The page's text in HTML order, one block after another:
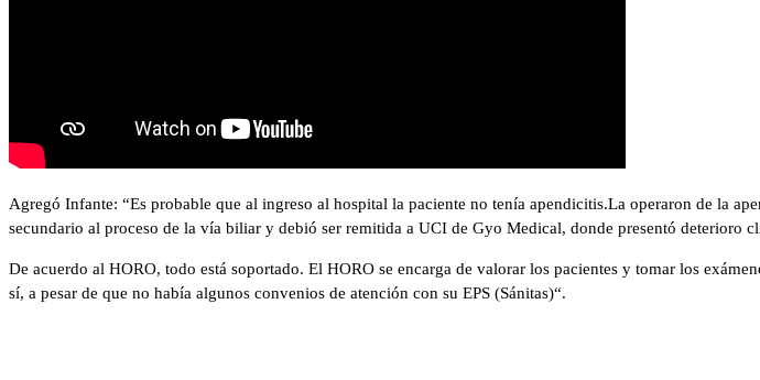
Agregó Infante: “Es probable que al ingreso al hospital la paciente no tenía apendicitis.La operaron de la
secundario al proceso de la vía biliar y debió ser remitida a UCI de Gyo Medical, donde presentó deterioro
De acuerdo al HORO, todo está soportado. El HORO se encarga de valorar los pacientes y tomar los
sí, a pesar de que no había algunos convenios de atención con su EPS (Sánitas)“.